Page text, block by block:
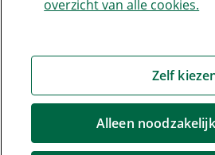
overzicht van alle cookies.
Zelf
Alleen